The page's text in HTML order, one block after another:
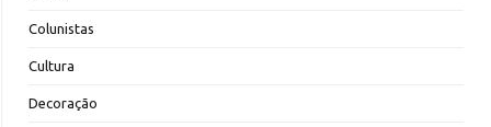
Colunistas
Cultura
Decoração